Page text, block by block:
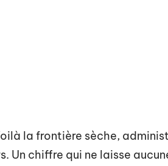
la frontière sèche,
Un chiffre qui ne laisse